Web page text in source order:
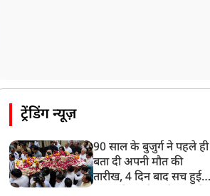
ट्रेंडिंग न्यूज़
90 साल के बुजुर्ग ने पहले ही
बता दी अपनी मौत की
तारीख, 4 दिन बाद सच हुई